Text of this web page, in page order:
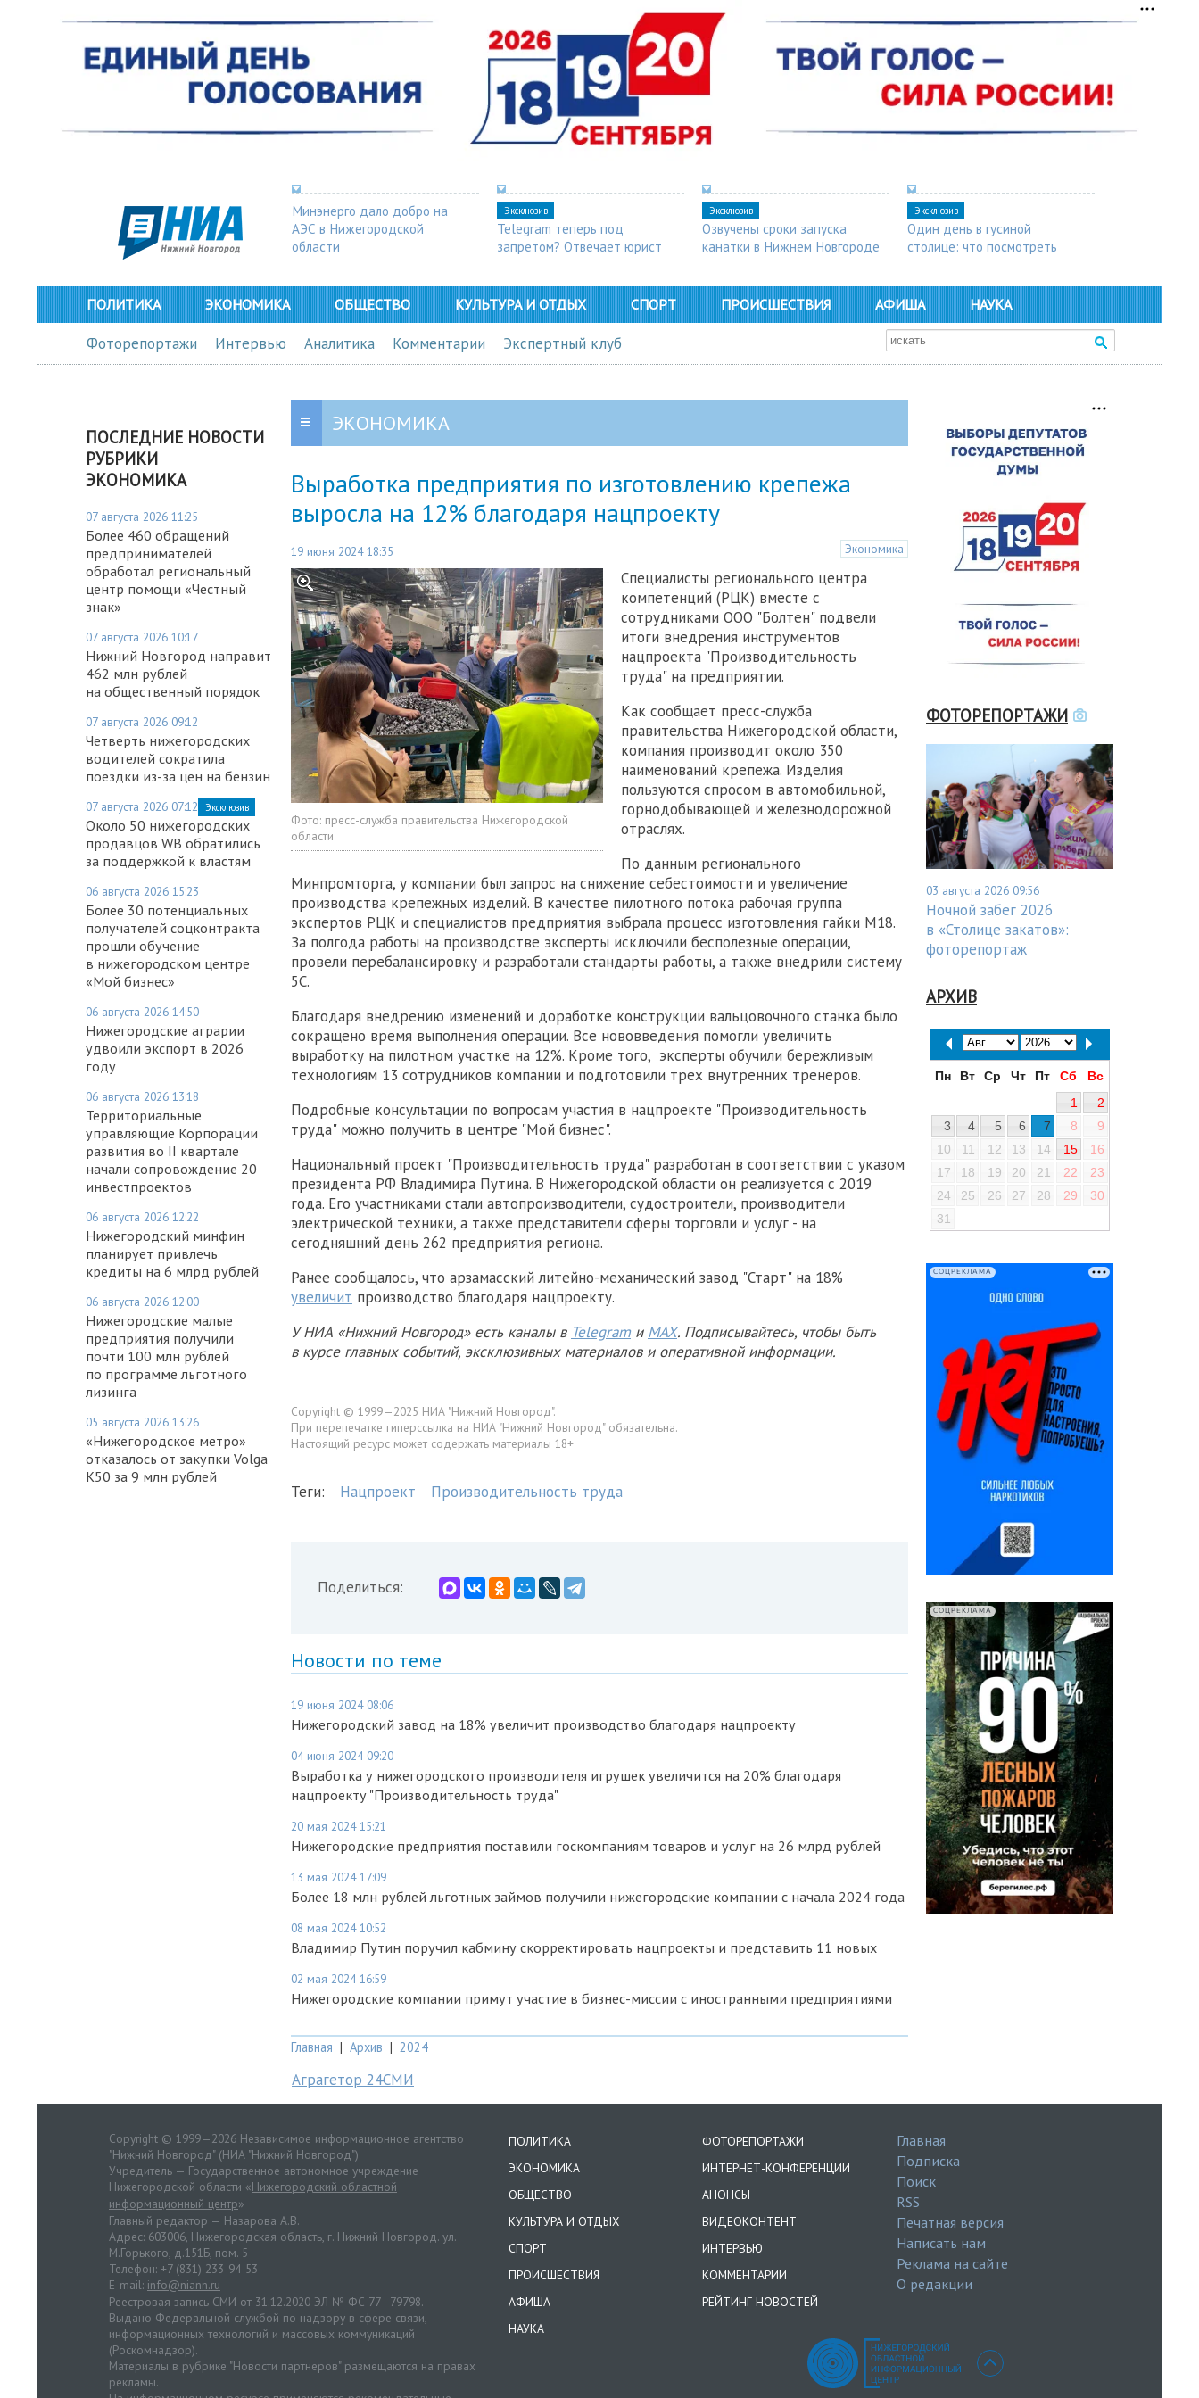
Минэнерго дало добро на
АЭС в Нижегородской
области
Эксклюзив
Telegram теперь под
запретом? Отвечает юрист
Эксклюзив
Озвучены сроки запуска
канатки в Нижнем Новгороде
Эксклюзив
Один день в гусиной
столице: что посмотреть
ПОЛИТИКА ЭКОНОМИКА ОБЩЕСТВО КУЛЬТУРА И ОТДЫХ СПОРТ ПРОИСШЕСТВИЯ АФИША НАУКА
Фоторепортажи Интервью Аналитика Комментарии Экспертный клуб
ПОСЛЕДНИЕ НОВОСТИ
РУБРИКИ
ЭКОНОМИКА
07 августа 2026 11:25
Более 460 обращений
предпринимателей
обработал региональный
центр помощи «Честный
знак»
07 августа 2026 10:17
Нижний Новгород направит
462 млн рублей
на общественный порядок
07 августа 2026 09:12
Четверть нижегородских
водителей сократила
поездки из-за цен на бензин
07 августа 2026 07:12 Эксклюзив
Около 50 нижегородских
продавцов WB обратились
за поддержкой к властям
06 августа 2026 15:23
Более 30 потенциальных
получателей соцконтракта
прошли обучение
в нижегородском центре
«Мой бизнес»
06 августа 2026 14:50
Нижегородские аграрии
удвоили экспорт в 2026
году
06 августа 2026 13:18
Территориальные
управляющие Корпорации
развития во II квартале
начали сопровождение 20
инвестпроектов
06 августа 2026 12:22
Нижегородский минфин
планирует привлечь
кредиты на 6 млрд рублей
06 августа 2026 12:00
Нижегородские малые
предприятия получили
почти 100 млн рублей
по программе льготного
лизинга
05 августа 2026 13:26
«Нижегородское метро»
отказалось от закупки Volga
K50 за 9 млн рублей
ЭКОНОМИКА
Выработка предприятия по изготовлению крепежа
выросла на 12% благодаря нацпроекту
19 июня 2024 18:35 Экономика
Фото: пресс-служба правительства Нижегородской
области
Специалисты регионального центра
компетенций (РЦК) вместе с
сотрудниками ООО "Болтен" подвели
итоги внедрения инструментов
нацпроекта "Производительность
труда" на предприятии.
Как сообщает пресс-служба
правительства Нижегородской области,
компания производит около 350
наименований крепежа. Изделия
пользуются спросом в автомобильной,
горнодобывающей и железнодорожной
отраслях.
По данным регионального
Минпромторга, у компании был запрос на снижение себестоимости и увеличение
производства крепежных изделий. В качестве пилотного потока рабочая группа
экспертов РЦК и специалистов предприятия выбрала процесс изготовления гайки М18.
За полгода работы на производстве эксперты исключили бесполезные операции,
провели перебалансировку и разработали стандарты работы, а также внедрили систему
5C.
Благодаря внедрению изменений и доработке конструкции вальцовочного станка было
сокращено время выполнения операции. Все нововведения помогли увеличить
выработку на пилотном участке на 12%. Кроме того, эксперты обучили бережливым
технологиям 13 сотрудников компании и подготовили трех внутренних тренеров.
Подробные консультации по вопросам участия в нацпроекте "Производительность
труда" можно получить в центре "Мой бизнес".
Национальный проект "Производительность труда" разработан в соответствии с указом
президента РФ Владимира Путина. В Нижегородской области он реализуется с 2019
года. Его участниками стали автопроизводители, судостроители, производители
электрической техники, а также представители сферы торговли и услуг - на
сегодняшний день 262 предприятия региона.
Ранее сообщалось, что арзамасский литейно-механический завод "Старт" на 18%
увеличит производство благодаря нацпроекту.
У НИА «Нижний Новгород» есть каналы в Telegram и MAX. Подписывайтесь, чтобы быть
в курсе главных событий, эксклюзивных материалов и оперативной информации.
Copyright © 1999—2025 НИА "Нижний Новгород".
При перепечатке гиперссылка на НИА "Нижний Новгород" обязательна.
Настоящий ресурс может содержать материалы 18+
Теги: Нацпроект Производительность труда
Поделиться:
Новости по теме
19 июня 2024 08:06
Нижегородский завод на 18% увеличит производство благодаря нацпроекту
04 июня 2024 09:20
Выработка у нижегородского производителя игрушек увеличится на 20% благодаря
нацпроекту "Производительность труда"
20 мая 2024 15:21
Нижегородские предприятия поставили госкомпаниям товаров и услуг на 26 млрд рублей
13 мая 2024 17:09
Более 18 млн рублей льготных займов получили нижегородские компании с начала 2024 года
08 мая 2024 10:52
Владимир Путин поручил кабмину скорректировать нацпроекты и представить 11 новых
02 мая 2024 16:59
Нижегородские компании примут участие в бизнес-миссии с иностранными предприятиями
Главная | Архив | 2024
Аграгетор 24СМИ
ФОТОРЕПОРТАЖИ
03 августа 2026 09:56
Ночной забег 2026
в «Столице закатов»:
фоторепортаж
АРХИВ
Пн Вт Ср Чт Пт Сб
Вс
1
2
3
4 5 6 7 8
9
10
11 12 13 14 15
16
17
18 19 20 21 22
23
24
25 26 27 28 29
30
31
СОЦРЕКЛАМА
СОЦРЕКЛАМА
Copyright © 1999—2026 Независимое информационное агентство
"Нижний Новгород" (НИА "Нижний Новгород")
Учредитель — Государственное автономное учреждение
Нижегородской области «Нижегородский областной
информационный центр»
Главный редактор — Назарова А.В.
Адрес: 603006, Нижегородская область, г. Нижний Новгород. ул.
М.Горького, д.151Б, пом. 5
Телефон: +7 (831) 233-94-53
E-mail: info@niann.ru
Реестровая запись СМИ от 31.12.2020 ЭЛ № ФС 77 - 79798.
Выдано Федеральной службой по надзору в сфере связи,
информационных технологий и массовых коммуникаций
(Роскомнадзор).
Материалы в рубрике "Новости партнеров" размещаются на правах
рекламы.
ПОЛИТИКА
ЭКОНОМИКА
ОБЩЕСТВО
КУЛЬТУРА И ОТДЫХ
СПОРТ
ПРОИСШЕСТВИЯ
АФИША
НАУКА
ФОТОРЕПОРТАЖИ
ИНТЕРНЕТ-КОНФЕРЕНЦИИ
АНОНСЫ
ВИДЕОКОНТЕНТ
ИНТЕРВЬЮ
КОММЕНТАРИИ
РЕЙТИНГ НОВОСТЕЙ
Главная
Подписка
Поиск
RSS
Печатная версия
Написать нам
Реклама на сайте
О редакции